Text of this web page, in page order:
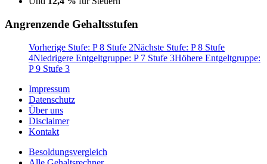
Angrenzende Gehaltsstufen
Vorherige Stufe: P 8 Stufe 2Nächste Stufe: P 8 Stufe
4Niedrigere Entgeltgruppe: P 7 Stufe 3Höhere Entgeltgruppe:
P 9 Stufe 3
Impressum
Datenschutz
Über uns
Disclaimer
Kontakt
Besoldungsvergleich